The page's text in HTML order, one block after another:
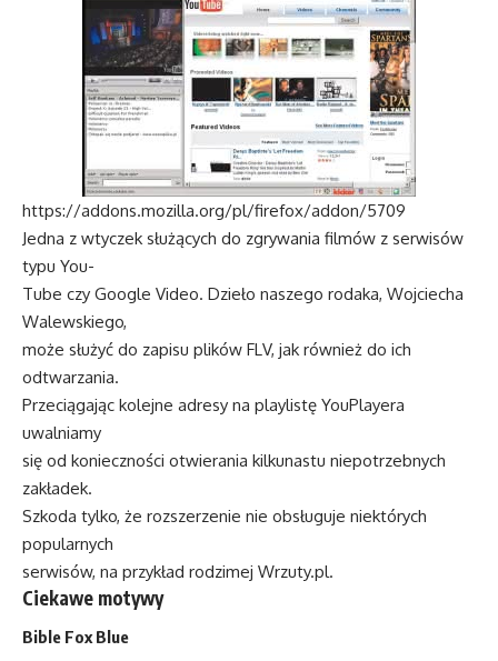
https://addons.mozilla.org/pl/firefox/addon/5709
Jedna z wtyczek służących do zgrywania filmów z serwisów
typu You-
Tube czy Google Video. Dzieło naszego rodaka, Wojciecha
Walewskiego,
może służyć do zapisu plików FLV, jak również do ich
odtwarzania.
Przeciągając kolejne adresy na playlistę YouPlayera
uwalniamy
się od konieczności otwierania kilkunastu niepotrzebnych
zakładek.
Szkoda tylko, że rozszerzenie nie obsługuje niektórych
popularnych
serwisów, na przykład rodzimej Wrzuty.pl.
Ciekawe motywy
Bible Fox Blue